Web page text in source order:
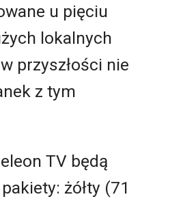
u pięciu
lokalnych
przyszłości nie
z tym
TV będą
żółty (71